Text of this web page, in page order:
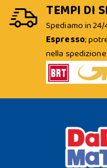
TEMPI DI
Spediamo in
Espresso;
nella